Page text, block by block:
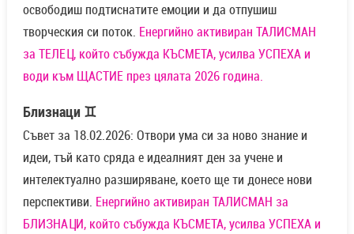
освободиш подтиснатите емоции и да отпушиш
творческия си поток. Енергийно активиран ТАЛИСМАН
за ТЕЛЕЦ, който събужда КЪСМЕТА, усилва УСПЕХА и
води към ЩАСТИЕ през цялата 2026 година.
Близнаци ♊
Съвет за 18.02.2026: Отвори ума си за ново знание и
идеи, тъй като сряда е идеалният ден за учене и
интелектуално разширяване, което ще ти донесе нови
перспективи. Енергийно активиран ТАЛИСМАН за
БЛИЗНАЦИ, който събужда КЪСМЕТА, усилва УСПЕХА и